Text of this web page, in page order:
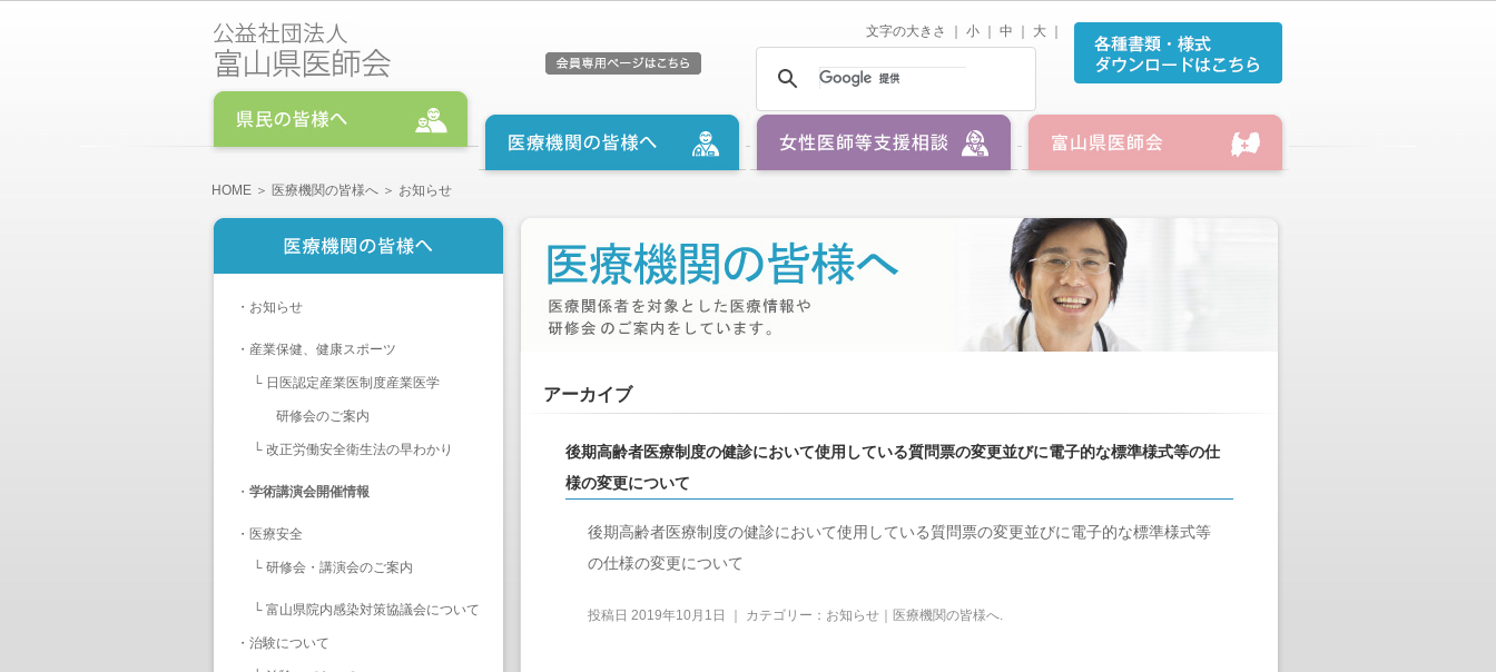
文字の大きさ ｜ 小 中 大
HOME ＞ 医療機関の皆様へ ＞ お知らせ
・ お知らせ
・ 産業保健、健康スポーツ
└ 日医認定産業医制度産業医学
研修会のご案内
└ 改正労働安全衛生法の早わかり
・ 学術講演会開催情報
・ 医療安全
└ 研修会・講演会のご案内
└ 富山県院内感染対策協議会について
・ 治験について
アーカイブ
後期高齢者医療制度の健診において使用している質問票の変更並びに電子的な標準様式等の仕
様の変更について
後期高齢者医療制度の健診において使用している質問票の変更並びに電子的な標準様式等
の仕様の変更について
投稿日 2019年10月1日 ｜ カテゴリー： お知らせ｜医療機関の皆様へ.